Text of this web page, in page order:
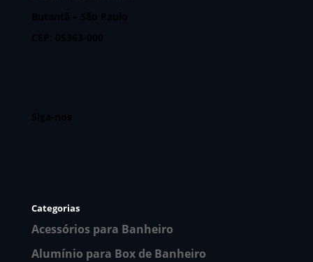
Categorias
Acessórios para Banheiro
Alumínio para Box de Banheiro